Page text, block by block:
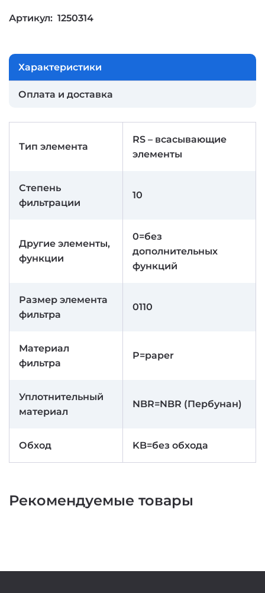
Артикул: 1250314
Характеристики
Оплата и доставка
Тип элемента
RS – всасывающие
элементы
Степень
фильтрации
10
Другие элементы,
функции
0=без
дополнительных
функций
Размер элемента
фильтра
0110
Материал
фильтра
P=paper
Уплотнительный
материал
NBR=NBR (Пербунан)
Обход KB=без обхода
Рекомендуемые товары